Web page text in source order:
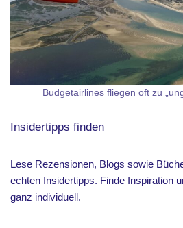
Budgetairlines fliegen oft zu
Insidertipps finden
Lese Rezensionen, Blogs sowie
echten Insidertipps. Finde Inspiration
ganz individuell.